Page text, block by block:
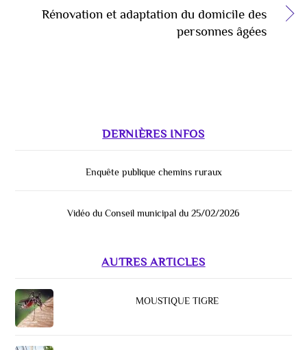
Rénovation et adaptation du domicile des
personnes âgées
DERNIÈRES INFOS
Enquête publique chemins ruraux
Vidéo du Conseil municipal du 25/02/2026
AUTRES ARTICLES
MOUSTIQUE TIGRE